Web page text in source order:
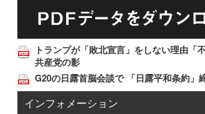
トランプが「敗北宣言」をしない理由「
共産党の影
G20の日露首脳会談で 「日露平和条約」
インフォメーション